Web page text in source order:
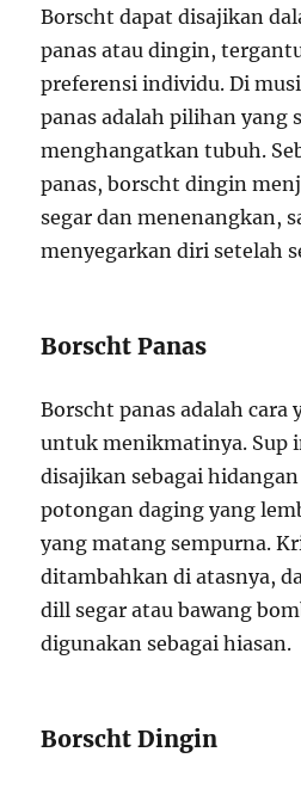
Borscht dapat disajikan
panas atau dingin,
preferensi individu. Di
panas adalah pilihan yang
menghangatkan tubuh.
panas, borscht dingin
segar dan menenangkan,
menyegarkan diri setelah
Borscht Panas
Borscht panas adalah cara
untuk menikmatinya. Sup
disajikan sebagai
potongan daging yang
yang matang sempurna.
ditambahkan di atasnya,
dill segar atau bawang
digunakan sebagai hiasan.
Borscht Dingin